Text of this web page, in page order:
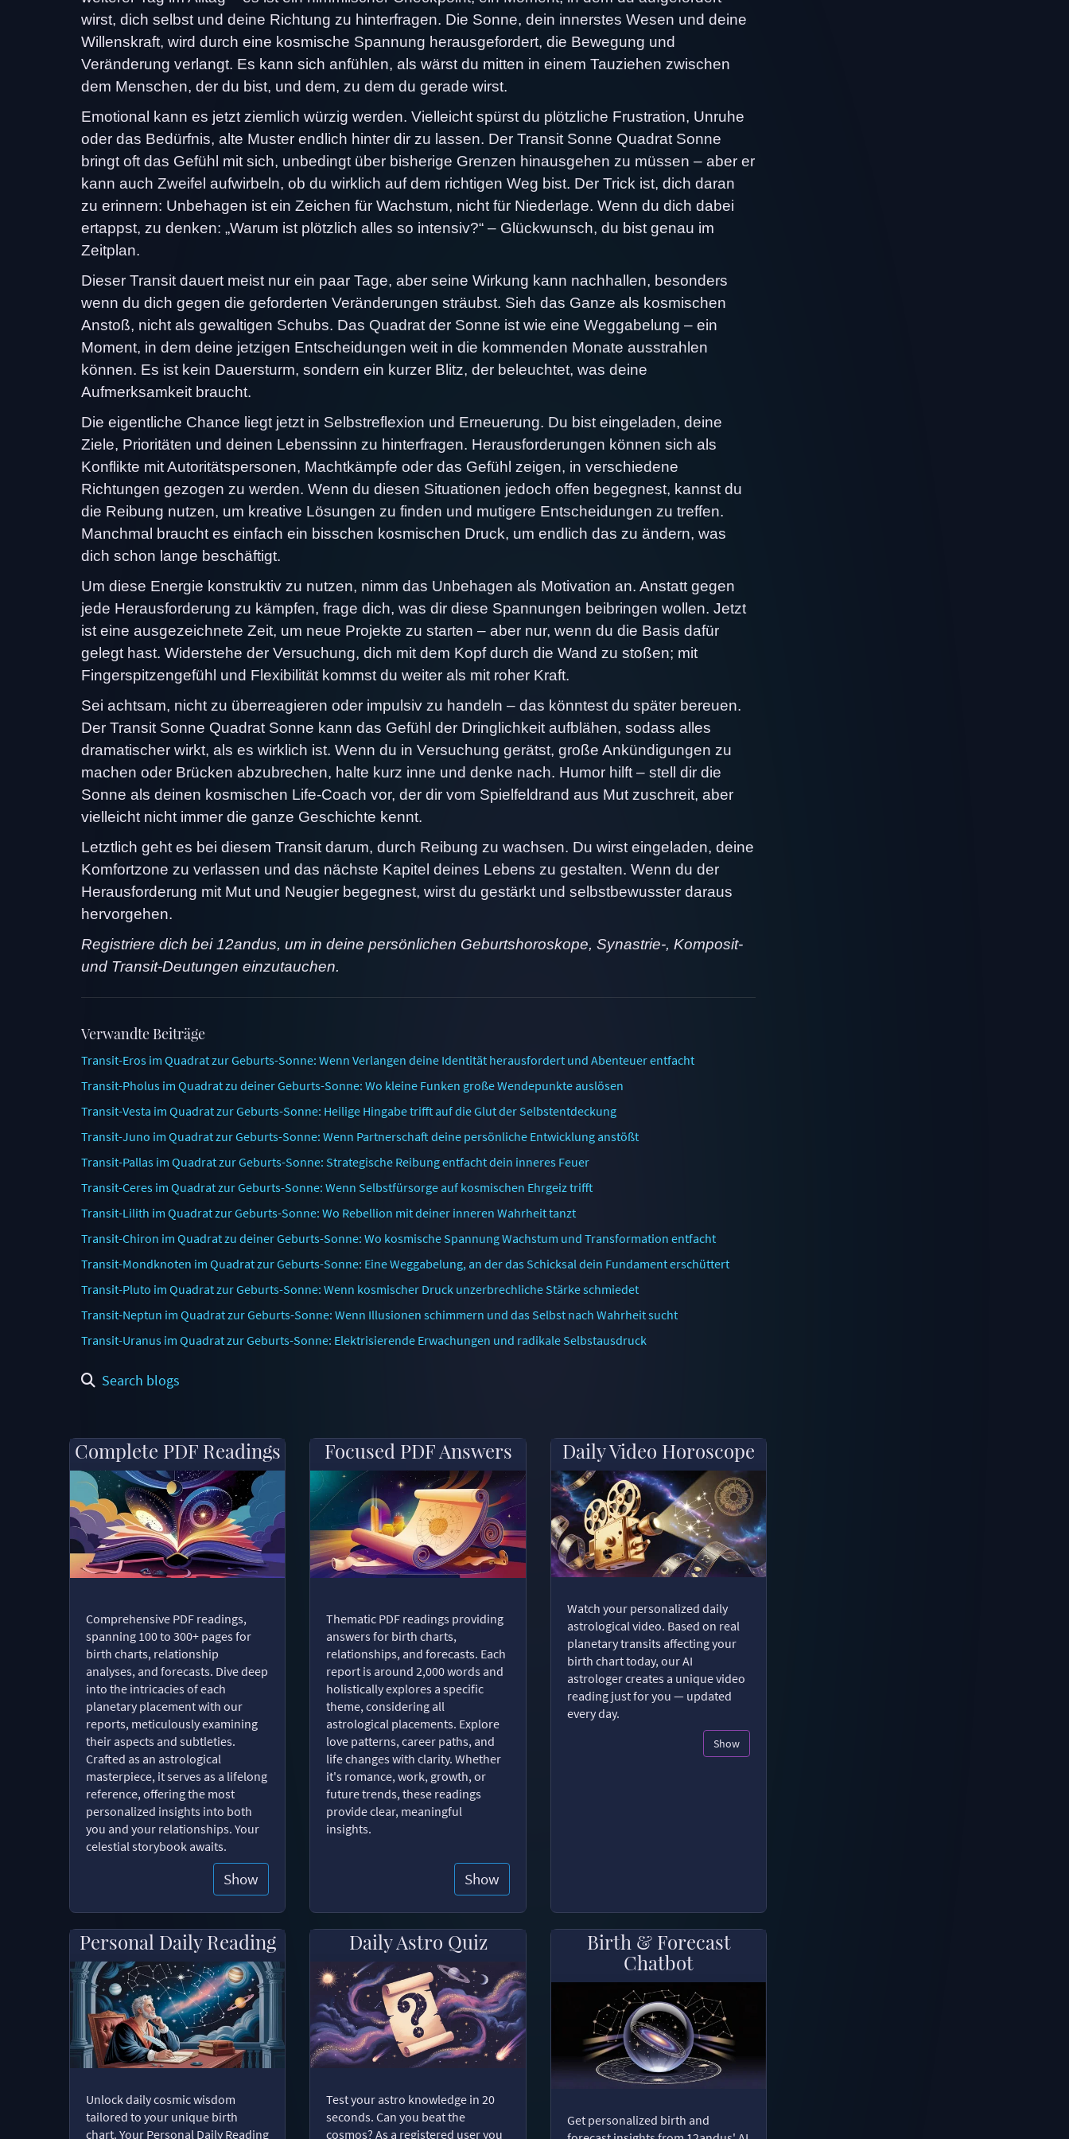
wirst, dich selbst und deine Richtung zu hinterfragen. Die Sonne, dein innerstes Wesen und deine
Willenskraft, wird durch eine kosmische Spannung herausgefordert, die Bewegung und
Veränderung verlangt. Es kann sich anfühlen, als wärst du mitten in einem Tauziehen zwischen
dem Menschen, der du bist, und dem, zu dem du gerade wirst.
Emotional kann es jetzt ziemlich würzig werden. Vielleicht spürst du plötzliche Frustration, Unruhe
oder das Bedürfnis, alte Muster endlich hinter dir zu lassen. Der Transit Sonne Quadrat Sonne
bringt oft das Gefühl mit sich, unbedingt über bisherige Grenzen hinausgehen zu müssen – aber er
kann auch Zweifel aufwirbeln, ob du wirklich auf dem richtigen Weg bist. Der Trick ist, dich daran
zu erinnern: Unbehagen ist ein Zeichen für Wachstum, nicht für Niederlage. Wenn du dich dabei
ertappst, zu denken: „Warum ist plötzlich alles so intensiv?“ – Glückwunsch, du bist genau im
Zeitplan.
Dieser Transit dauert meist nur ein paar Tage, aber seine Wirkung kann nachhallen, besonders
wenn du dich gegen die geforderten Veränderungen sträubst. Sieh das Ganze als kosmischen
Anstoß, nicht als gewaltigen Schubs. Das Quadrat der Sonne ist wie eine Weggabelung – ein
Moment, in dem deine jetzigen Entscheidungen weit in die kommenden Monate ausstrahlen
können. Es ist kein Dauersturm, sondern ein kurzer Blitz, der beleuchtet, was deine
Aufmerksamkeit braucht.
Die eigentliche Chance liegt jetzt in Selbstreflexion und Erneuerung. Du bist eingeladen, deine
Ziele, Prioritäten und deinen Lebenssinn zu hinterfragen. Herausforderungen können sich als
Konflikte mit Autoritätspersonen, Machtkämpfe oder das Gefühl zeigen, in verschiedene
Richtungen gezogen zu werden. Wenn du diesen Situationen jedoch offen begegnest, kannst du
die Reibung nutzen, um kreative Lösungen zu finden und mutigere Entscheidungen zu treffen.
Manchmal braucht es einfach ein bisschen kosmischen Druck, um endlich das zu ändern, was
dich schon lange beschäftigt.
Um diese Energie konstruktiv zu nutzen, nimm das Unbehagen als Motivation an. Anstatt gegen
jede Herausforderung zu kämpfen, frage dich, was dir diese Spannungen beibringen wollen. Jetzt
ist eine ausgezeichnete Zeit, um neue Projekte zu starten – aber nur, wenn du die Basis dafür
gelegt hast. Widerstehe der Versuchung, dich mit dem Kopf durch die Wand zu stoßen; mit
Fingerspitzengefühl und Flexibilität kommst du weiter als mit roher Kraft.
Sei achtsam, nicht zu überreagieren oder impulsiv zu handeln – das könntest du später bereuen.
Der Transit Sonne Quadrat Sonne kann das Gefühl der Dringlichkeit aufblähen, sodass alles
dramatischer wirkt, als es wirklich ist. Wenn du in Versuchung gerätst, große Ankündigungen zu
machen oder Brücken abzubrechen, halte kurz inne und denke nach. Humor hilft – stell dir die
Sonne als deinen kosmischen Life-Coach vor, der dir vom Spielfeldrand aus Mut zuschreit, aber
vielleicht nicht immer die ganze Geschichte kennt.
Letztlich geht es bei diesem Transit darum, durch Reibung zu wachsen. Du wirst eingeladen, deine
Komfortzone zu verlassen und das nächste Kapitel deines Lebens zu gestalten. Wenn du der
Herausforderung mit Mut und Neugier begegnest, wirst du gestärkt und selbstbewusster daraus
hervorgehen.
Registriere dich bei 12andus, um in deine persönlichen Geburtshoroskope, Synastrie-, Komposit-
und Transit-Deutungen einzutauchen.
Verwandte Beiträge
Transit-Eros im Quadrat zur Geburts-Sonne: Wenn Verlangen deine Identität herausfordert und Abenteuer entfacht
Transit-Pholus im Quadrat zu deiner Geburts-Sonne: Wo kleine Funken große Wendepunkte auslösen
Transit-Vesta im Quadrat zur Geburts-Sonne: Heilige Hingabe trifft auf die Glut der Selbstentdeckung
Transit-Juno im Quadrat zur Geburts-Sonne: Wenn Partnerschaft deine persönliche Entwicklung anstößt
Transit-Pallas im Quadrat zur Geburts-Sonne: Strategische Reibung entfacht dein inneres Feuer
Transit-Ceres im Quadrat zur Geburts-Sonne: Wenn Selbstfürsorge auf kosmischen Ehrgeiz trifft
Transit-Lilith im Quadrat zur Geburts-Sonne: Wo Rebellion mit deiner inneren Wahrheit tanzt
Transit-Chiron im Quadrat zu deiner Geburts-Sonne: Wo kosmische Spannung Wachstum und Transformation entfacht
Transit-Mondknoten im Quadrat zur Geburts-Sonne: Eine Weggabelung, an der das Schicksal dein Fundament erschüttert
Transit-Pluto im Quadrat zur Geburts-Sonne: Wenn kosmischer Druck unzerbrechliche Stärke schmiedet
Transit-Neptun im Quadrat zur Geburts-Sonne: Wenn Illusionen schimmern und das Selbst nach Wahrheit sucht
Transit-Uranus im Quadrat zur Geburts-Sonne: Elektrisierende Erwachungen und radikale Selbstausdruck
Search blogs
Complete PDF Readings
Comprehensive PDF readings,
spanning 100 to 300+ pages for
birth charts, relationship
analyses, and forecasts. Dive deep
into the intricacies of each
planetary placement with our
reports, meticulously examining
their aspects and subtleties.
Crafted as an astrological
masterpiece, it serves as a lifelong
reference, offering the most
personalized insights into both
you and your relationships. Your
celestial storybook awaits.
Show
Focused PDF Answers
Thematic PDF readings providing
answers for birth charts,
relationships, and forecasts. Each
report is around 2,000 words and
holistically explores a specific
theme, considering all
astrological placements. Explore
love patterns, career paths, and
life changes with clarity. Whether
it's romance, work, growth, or
future trends, these readings
provide clear, meaningful
insights.
Show
Daily Video Horoscope
Watch your personalized daily
astrological video. Based on real
planetary transits affecting your
birth chart today, our AI
astrologer creates a unique video
reading just for you — updated
every day.
Show
Personal Daily Reading
Unlock daily cosmic wisdom
tailored to your unique birth
chart. Your Personal Daily Reading
Daily Astro Quiz
Test your astro knowledge in 20
seconds. Can you beat the
cosmos? As a registered user you
Birth & Forecast
Chatbot
Get personalized birth and